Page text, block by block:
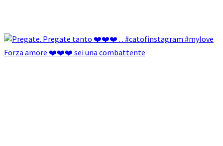
Forza amore ❤️❤️❤️ sei una combattente